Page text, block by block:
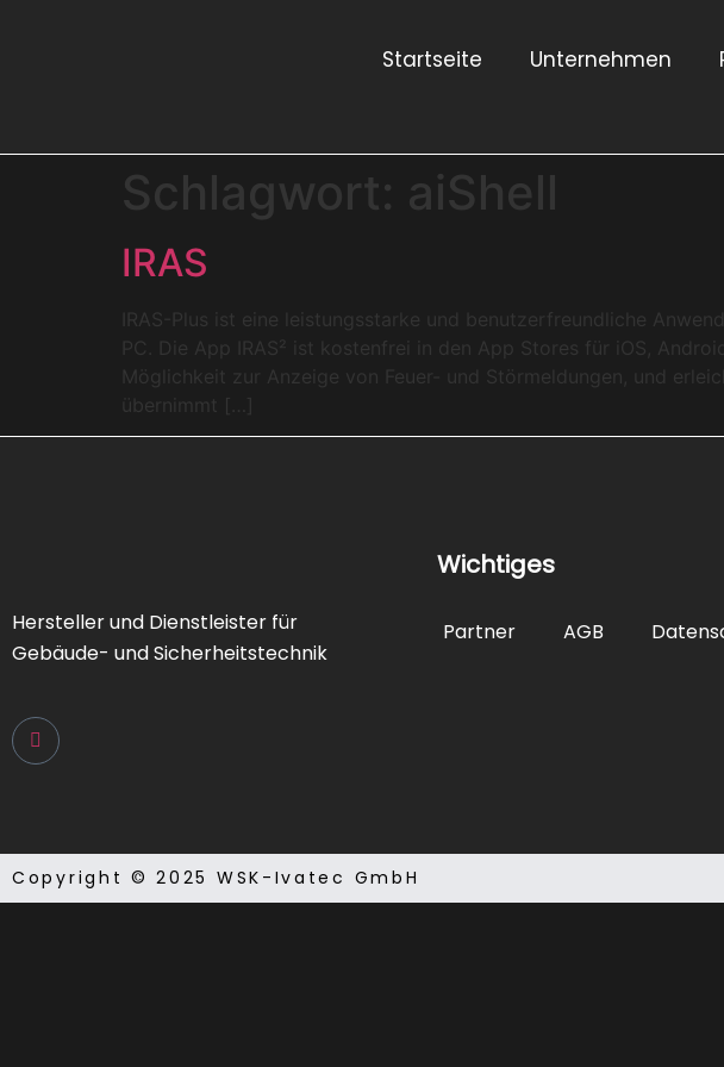
Startseite Unternehmen
Schlagwort: aiShell
IRAS
IRAS-Plus ist eine leistungsstarke und benutzerfreundliche
PC. Die App IRAS² ist kostenfrei in den App Stores für iOS,
Möglichkeit zur Anzeige von Feuer- und Störmeldungen, und
übernimmt […]
Hersteller und Dienstleister für
Gebäude- und Sicherheitstechnik
Wichtiges
Partner AGB
Copyright © 2025 WSK-Ivatec GmbH